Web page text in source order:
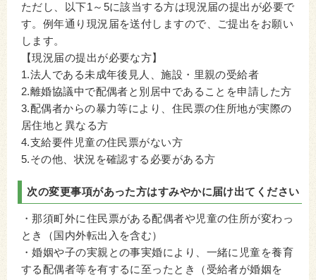
ただし、以下1～5に該当する方は現況届の提出が必要で
す。例年通り現況届を送付しますので、ご提出をお願い
します。
【現況届の提出が必要な方】
1.法人である未成年後見人、施設・里親の受給者
2.離婚協議中で配偶者と別居中であることを申請した方
3.配偶者からの暴力等により、住民票の住所地が実際の
居住地と異なる方
4.支給要件児童の住民票がない方
5.その他、状況を確認する必要がある方
次の変更事項があった方はすみやかに届け出てください
・那須町外に住民票がある配偶者や児童の住所が変わっ
とき（国内外転出入を含む）
・婚姻や子の実親との事実婚により、一緒に児童を養育
する配偶者等を有するに至ったとき（受給者が婚姻を